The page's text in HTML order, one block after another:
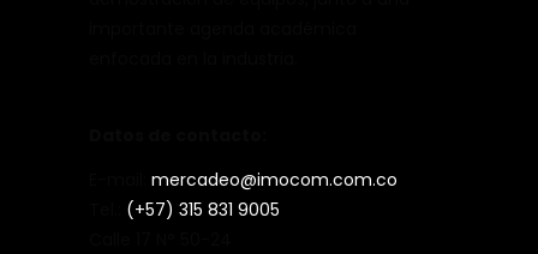
mercadeo@imocom.com.co
(+57) 315 831 9005